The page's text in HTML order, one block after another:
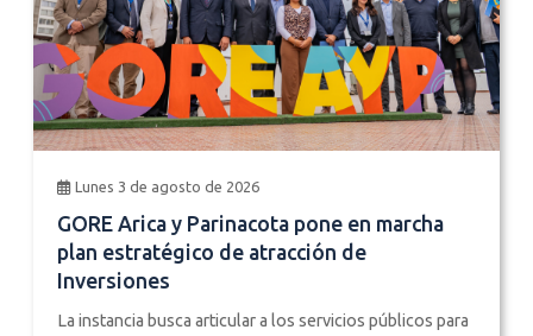
Lunes 3 de agosto de 2026
GORE Arica y Parinacota pone en marcha
plan estratégico de atracción de
Inversiones
La instancia busca articular a los servicios públicos para